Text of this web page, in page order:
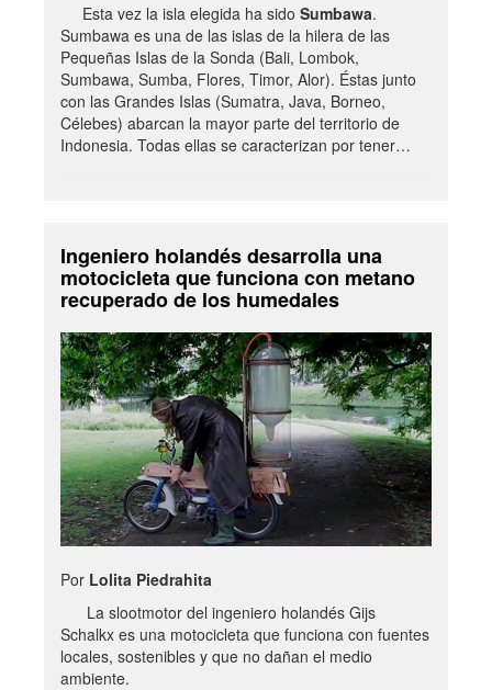
Esta vez la isla elegida ha sido Sumbawa.
Sumbawa es una de las islas de la hilera de las
Pequeñas Islas de la Sonda (Bali, Lombok,
Sumbawa, Sumba, Flores, Timor, Alor). Éstas junto
con las Grandes Islas (Sumatra, Java, Borneo,
Célebes) abarcan la mayor parte del territorio de
Indonesia. Todas ellas se caracterizan por tener…
Ingeniero holandés desarrolla una
motocicleta que funciona con metano
recuperado de los humedales
Por Lolita Piedrahita
La slootmotor del ingeniero holandés Gijs
Schalkx es una motocicleta que funciona con fuentes
locales, sostenibles y que no dañan el medio
ambiente.